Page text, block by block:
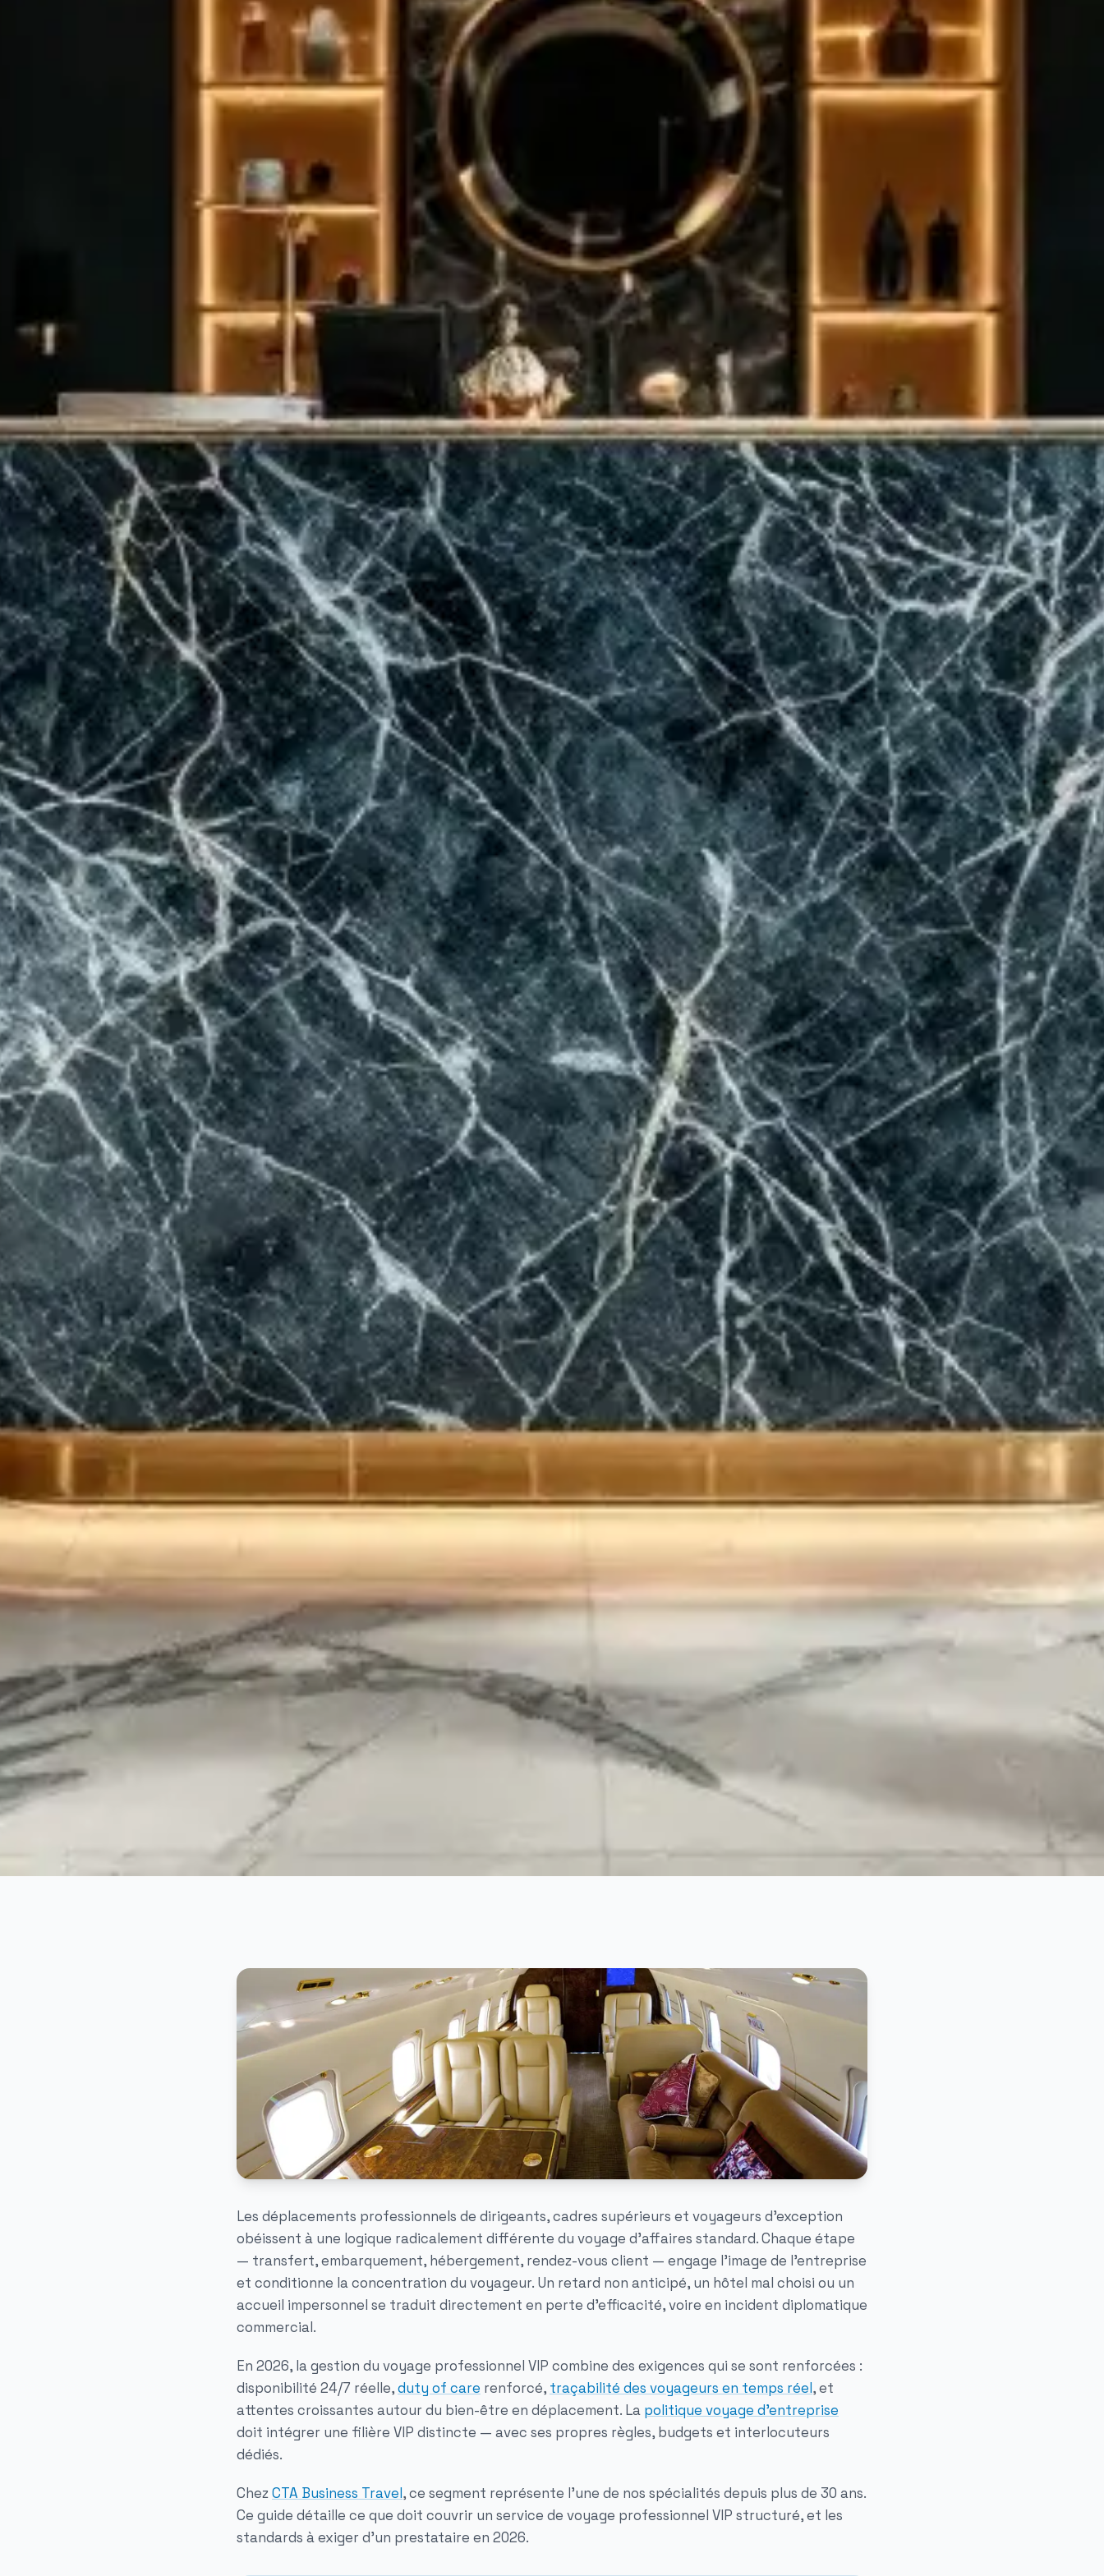
Les déplacements professionnels de dirigeants, cadres supérieurs et voyageurs d'exception
obéissent à une logique radicalement différente du voyage d'affaires standard. Chaque étape
— transfert, embarquement, hébergement, rendez-vous client — engage l'image de l'entreprise
et conditionne la concentration du voyageur. Un retard non anticipé, un hôtel mal choisi ou un
accueil impersonnel se traduit directement en perte d'efficacité, voire en incident diplomatique
commercial.
En 2026, la gestion du voyage professionnel VIP combine des exigences qui se sont renforcées :
disponibilité 24/7 réelle,duty of care renforcé, traçabilité des voyageurs en temps réel, et
attentes croissantes autour du bien-être en déplacement. La politique voyage d'entreprise
doit intégrer une filière VIP distincte — avec ses propres règles, budgets et interlocuteurs
dédiés.
ChezCTA Business Travel, ce segment représente l'une de nos spécialités depuis plus de 30 ans.
Ce guide détaille ce que doit couvrir un service de voyage professionnel VIP structuré, et les
standards à exiger d'un prestataire en 2026.